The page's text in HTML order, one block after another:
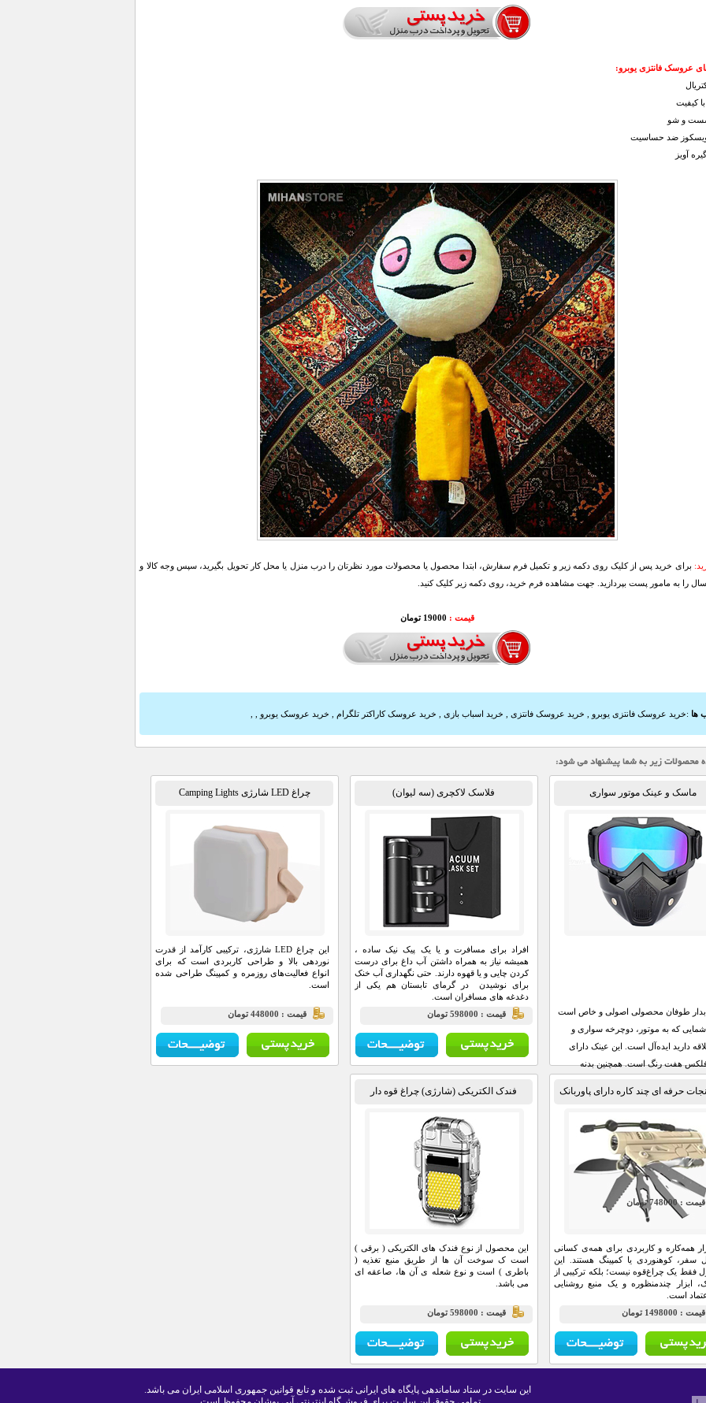
عروسک فانتزی یوبرو:
کیفیت
و شو
ویسکوز ضد حساسیت
آویز
برای خرید پس از کلیک روی دکمه زیر و تکمیل فرم سفارش، ابتدا محصول یا محصولات مورد نظرتان را درب منزل یا محل کار تحویل بگیرید، سپس وجه کالا و
را به مامور پست بپردازید. جهت مشاهده فرم خرید، روی دکمه زیر کلیک کنید.
قیمت : 19000 تومان
ها :خرید عروسک فانتزی یوبرو خرید عروسک فانتزی خرید اسباب بازی خرید عروسک کاراکتر تلگرام خرید عروسک یوبرو
ماسک و عینک موتور سواری
طوفان محصولی اصولی و خاص است
که به موتور، دوچرخه سواری و
دارید ایده‌آل است. این عینک دارای
هفت رنگ است. همچنین بدنه
است.
قيمت : 748000 تومان
فلاسک لاکچری (سه لیوان)
افراد برای مسافرت و یا یک پیک نیک ساده ،
همیشه نیاز به همراه داشتن آب داغ برای درست
کردن چایی و یا قهوه دارند. حتی نگهداری آب خنک
برای نوشیدن در گرمای تابستان هم یکی از
دغدغه های مسافران است.
قيمت : 598000 تومان
چراغ LED شارژی Camping Lights
این چراغ LED شارژی، ترکیبی کارآمد از قدرت
نوردهی بالا و طراحی کاربردی است که برای
انواع فعالیت‌های روزمره و کمپینگ طراحی شده
است.
قيمت : 448000 تومان
نجات حرفه ای چند کاره دارای پاوربانک
همه‌کاره و کاربردی برای همه‌ی کسانی
سفر، کوهنوردی یا کمپینگ هستند. این
فقط یک چراغ‌قوه نیست؛ بلکه ترکیبی از
ابزار چندمنظوره و یک منبع روشنایی
است.
قيمت : 1498000 تومان
فندک الکتریکی (شارژی) چراغ قوه دار
این محصول از نوع فندک های الکتریکی ( برقی )
است ک سوخت آن ها از طریق منبع تغذیه (
باطری ) است و نوع شعله ی آن ها، صاعقه ای
می باشد.
قيمت : 598000 تومان
این سایت در ستاد ساماندهی پایگاه های ایرانی ثبت شده و تابع قوانین جمهوری اسلامی ایران می باشد.